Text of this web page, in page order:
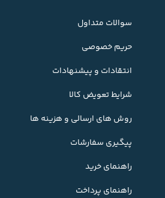
سوالات متداول
حریم خصوصی
انتقادات و پیشنهادات
شرایط تعویض کالا
روش های ارسالی و هزینه ها
پیگیری سفارشات
راهنمای خرید
راهنمای پرداخت